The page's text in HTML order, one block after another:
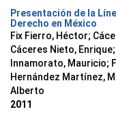
Presentación de la
Derecho en México
Fix Fierro, Héctor;
Cáceres Nieto, Enrique;
Innamorato, Mauricio;
Hernández Martínez,
Alberto
2011